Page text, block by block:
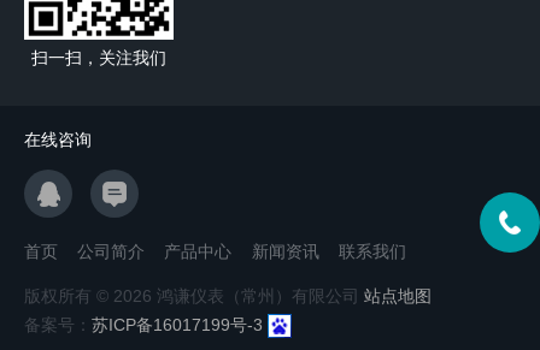
扫一扫，关注我们
在线咨询
首页 公司简介 产品中心 新闻资讯 联系我们
版权所有 © 2026 鸿谦仪表（常州）有限公司 站点地图
备案号： 苏ICP备16017199号-3